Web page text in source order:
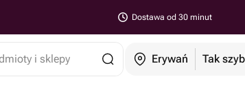
Dostawa od 30 minut
i sklepy Erywań Tak